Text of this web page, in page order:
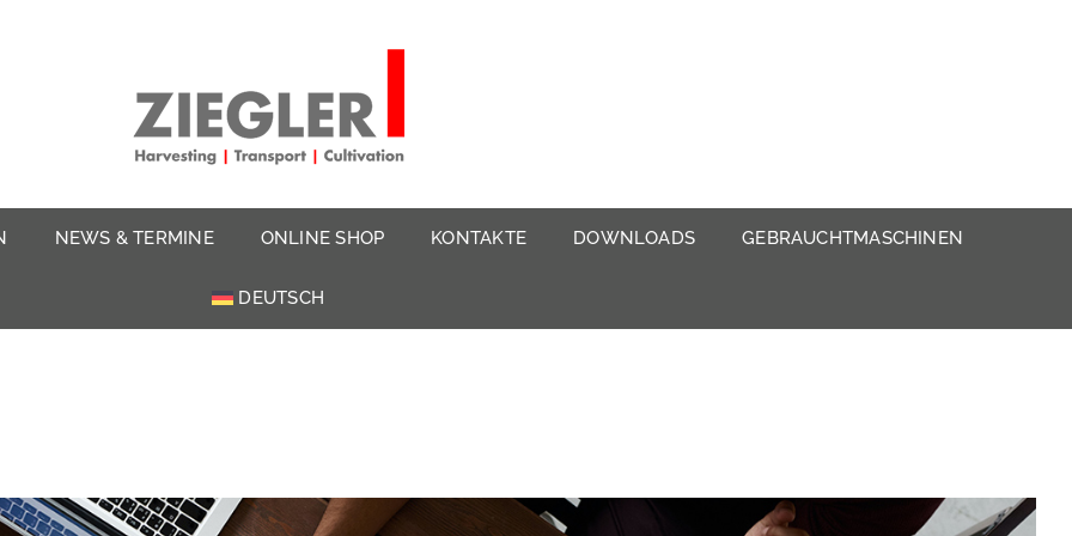
NEWS & TERMINE ONLINE SHOP KONTAKTE DOWNLOADS GEBRAUCHTMASCHINEN
DEUTSCH